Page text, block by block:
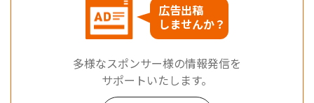
広告出稿
しませんか？
多様なスポンサー様の情報発信を
サポートいたします。